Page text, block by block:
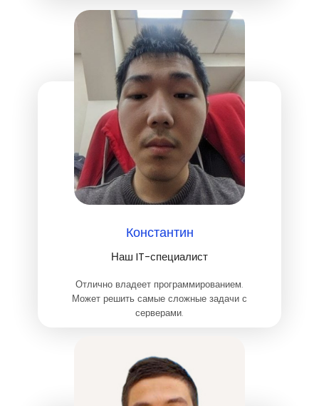
качественного продукта, отвечающего
потребностям пользователей и бизнеса.
Константин
Наш IT-специалист
Отлично владеет программированием.
Может решить самые сложные задачи с
серверами.